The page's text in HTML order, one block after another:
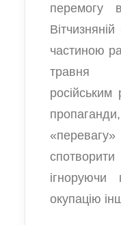
перемогу
частиною
травня
окупацію